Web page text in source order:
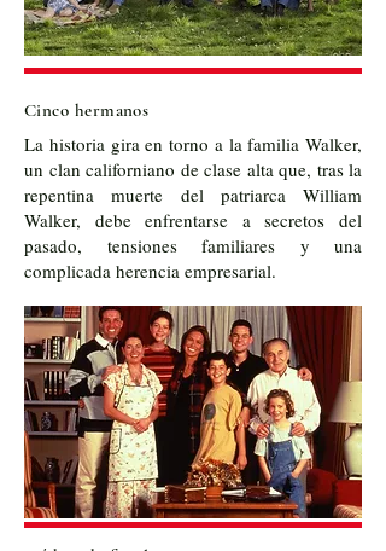
Cinco hermanos
La historia gira en torno a la familia Walker,
un clan californiano de clase alta que, tras la
repentina muerte del patriarca William
Walker, debe enfrentarse a secretos del
pasado, tensiones familiares y una
complicada herencia empresarial.